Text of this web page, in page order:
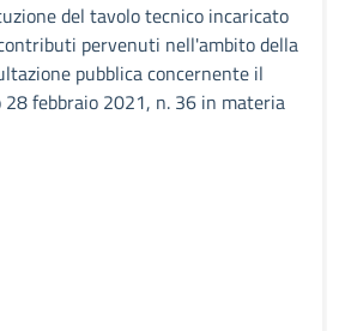
del tavolo tecnico incaricato
pervenuti nell'ambito della
pubblica concernente il
febbraio 2021, n. 36 in materia